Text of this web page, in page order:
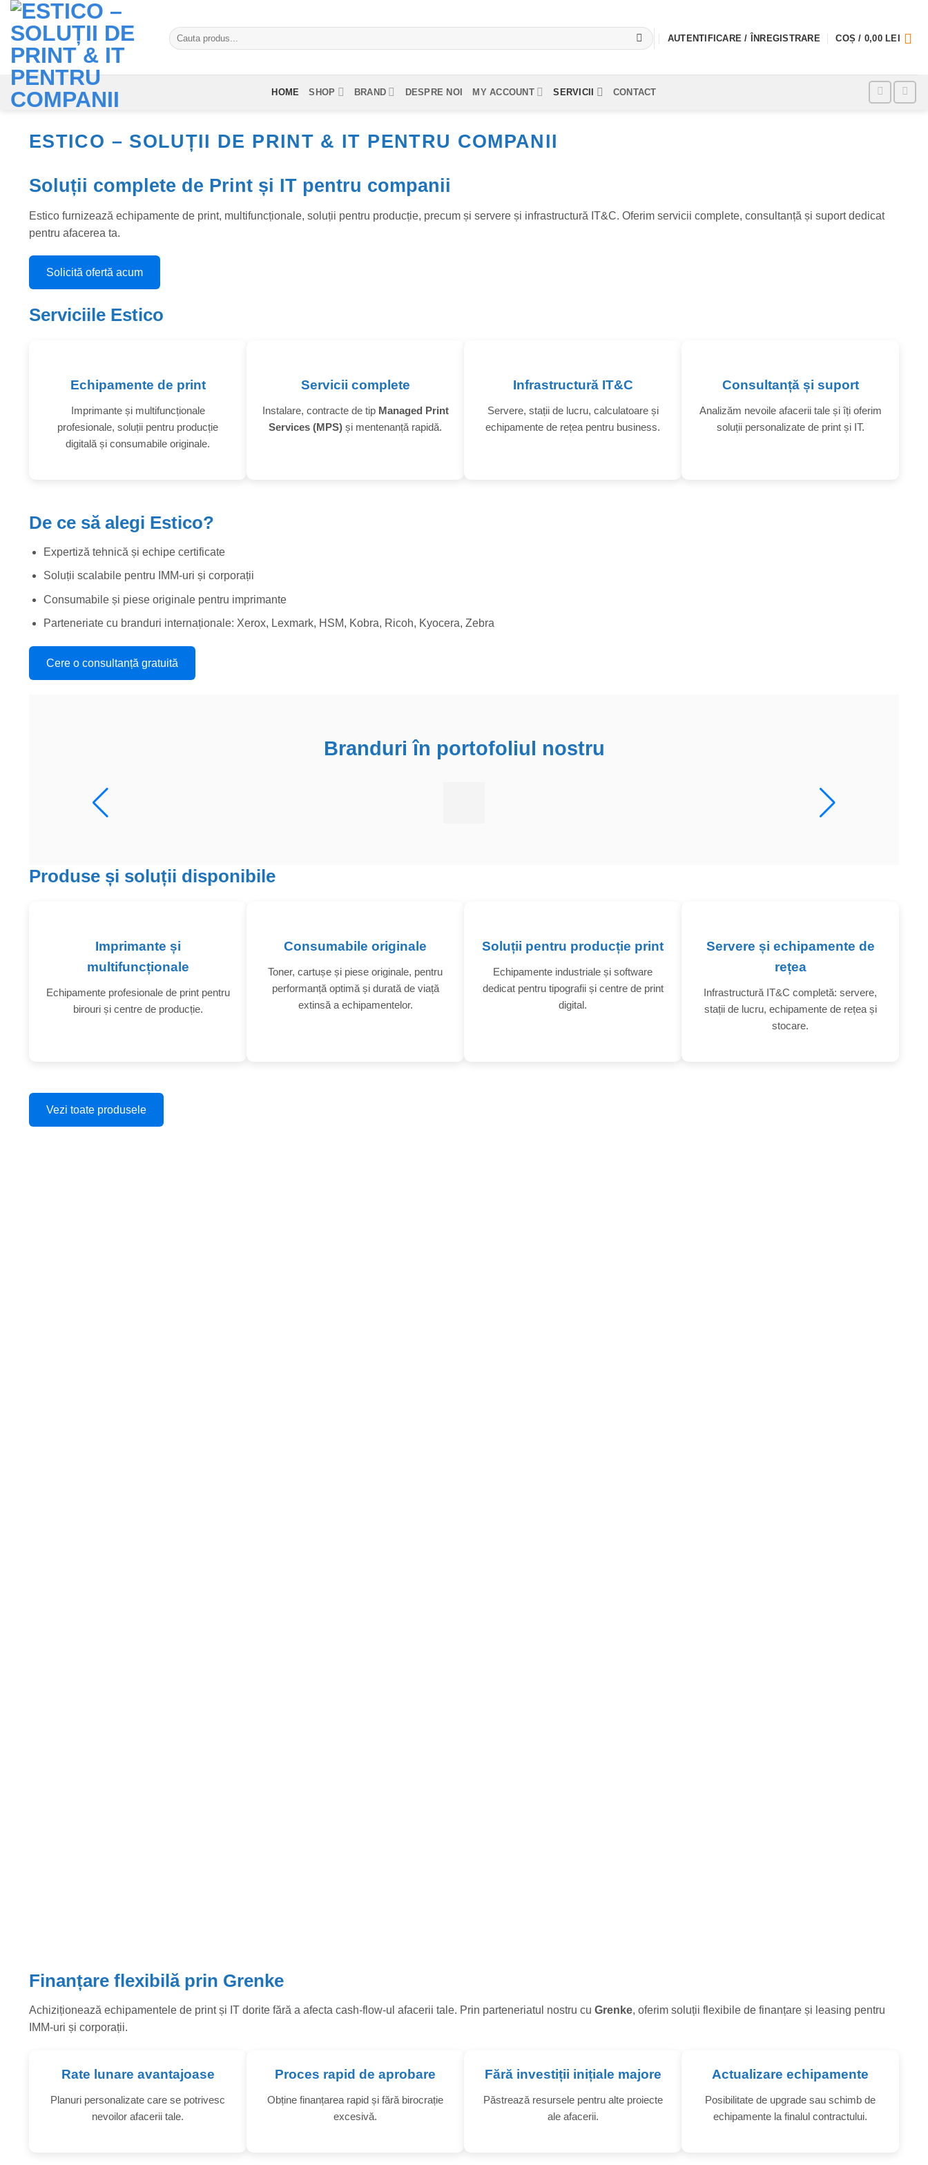
Skip
content
Caută
după:
AUTENTIFICARE / ÎNREGISTRARE COȘ / 0,00LEI
HOME SHOP BRAND DESPRE NOI MY ACCOUNT SERVICII CONTACT
ESTICO – SOLUȚII DE PRINT & IT PENTRU COMPANII
Soluții complete de Print și IT pentru companii
Estico furnizează echipamente de print, multifuncționale, soluții pentru producție, precum și servere și infrastructură IT&C. Oferim servicii complete, consultanță și suport dedicat
pentru afacerea ta.
Solicită ofertă acum
Serviciile Estico
Echipamente de print
Imprimante și multifuncționale
profesionale, soluții pentru producție
digitală și consumabile originale.
Servicii complete
Instalare, contracte de tip Managed Print
Services (MPS) și mentenanță rapidă.
Infrastructură IT&C
Servere, stații de lucru, calculatoare și
echipamente de rețea pentru business.
Consultanță și suport
Analizăm nevoile afacerii tale și îți oferim
soluții personalizate de print și IT.
De ce să alegi Estico?
Expertiză tehnică și echipe certificate
Soluții scalabile pentru IMM-uri și corporații
Consumabile și piese originale pentru imprimante
Parteneriate cu branduri internaționale: Xerox, Lexmark, HSM, Kobra, Ricoh, Kyocera, Zebra
Cere o consultanță gratuită
Branduri în portofoliul nostru
Produse și soluții disponibile
Imprimante și
multifuncționale
Echipamente profesionale de print pentru
birouri și centre de producție.
Consumabile originale
Toner, cartușe și piese originale, pentru
performanță optimă și durată de viață
extinsă a echipamentelor.
Soluții pentru producție print
Echipamente industriale și software
dedicat pentru tipografii și centre de print
digital.
Servere și echipamente de
rețea
Infrastructură IT&C completă: servere,
stații de lucru, echipamente de rețea și
stocare.
Vezi toate produsele
Finanțare flexibilă prin Grenke
Achiziționează echipamentele de print și IT dorite fără a afecta cash-flow-ul afacerii tale. Prin parteneriatul nostru cu Grenke, oferim soluții flexibile de finanțare și leasing pentru
IMM-uri și corporații.
Rate lunare avantajoase
Planuri personalizate care se potrivesc
nevoilor afacerii tale.
Proces rapid de aprobare
Obține finanțarea rapid și fără birocrație
excesivă.
Fără investiții inițiale majore
Păstrează resursele pentru alte proiecte
ale afacerii.
Actualizare echipamente
Posibilitate de upgrade sau schimb de
echipamente la finalul contractului.